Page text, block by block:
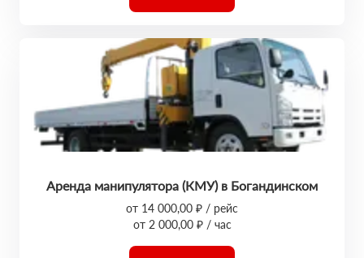
Аренда манипулятора (КМУ) в Богандинском
от 14 000,00 ₽ / рейс
от 2 000,00 ₽ / час